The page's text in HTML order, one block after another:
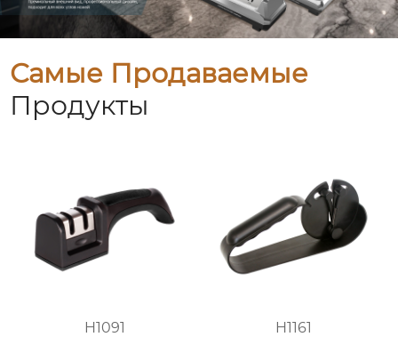
Самые Продаваемые
Продукты
H1091 H1161